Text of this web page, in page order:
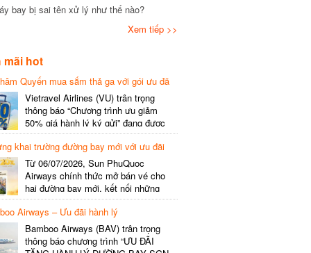
bay bị sai tên xử lý như thế nào?
Xem tiếp >>
hot
Quyến mua sắm thả ga với gói ưu đã
gói cước
Vietravel Airlines (VU) trân trọng
thông báo “Chương trình ưu giảm
50% giá hành lý ký gửi” đang được
triển khai cho đường bay quốc tế mới
kết nối từ TP. Hồ Chí Minh
(SGN) đi Thâm Quyến – Trung Quốc
(SZX), chi tiết như sau: LỊCH BAY
CHI TIẾT Đường bay SHCB Giờ khởi
hành Giờ đến Tần suất…
khai trường đường bay mới với ưu đãi
Từ 06/07/2026, Sun PhuQuoc
Airways chính thức mở bán vé cho
hai đường bay mới, kết nối những
điểm đến giàu trải nghiệm, giúp hành
khách khám phá vẻ đẹp thiên nhiên
và văn hóa của miền Trung Việt Nam.
Thông tin đường bay mới Đường bay
Airways – Ưu đãi hành lý
Bamboo Airways (BAV) trân trọng
thông báo chương trình “ƯU ĐÃI